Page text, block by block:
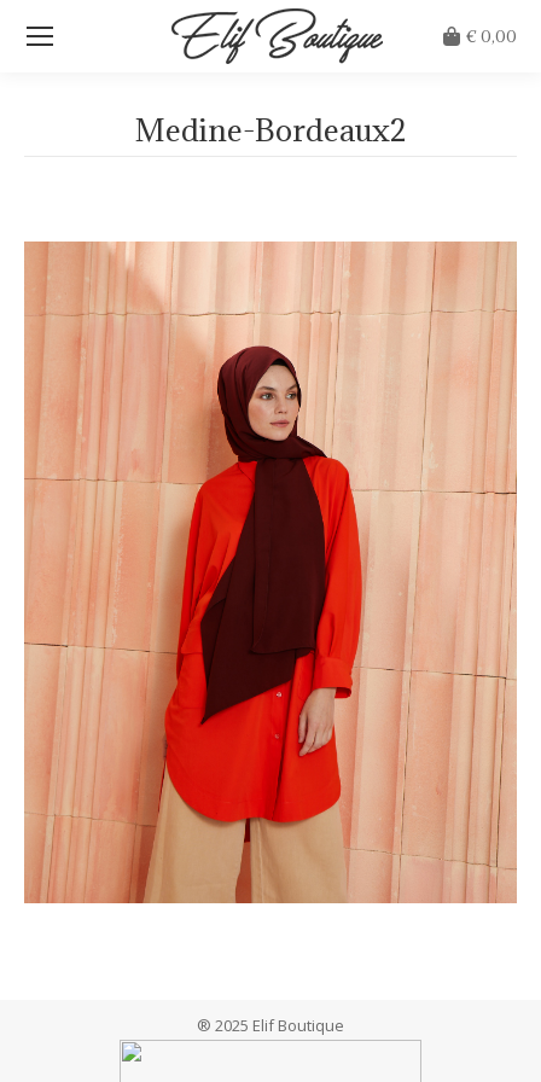
€0,00
Medine-Bordeaux2
® 2025 Elif Boutique